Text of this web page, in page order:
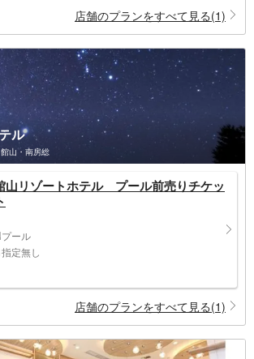
店舗のプランをすべて見る(1)
ル
山・南房総
山リゾートホテル プール前売りチケッ
プール
指定無し
店舗のプランをすべて見る(1)